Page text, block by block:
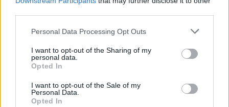
Please note that this website/app uses one or more Google
not limited to your visit or usage behaviour. You may click to
grant or deny consent to Google and its third-party tags to
use your data for below specified purposes in below Google
consent section.
Personal Data Processing Opt Outs
I want to opt-out of the Sharing of my
personal data.
Opted In
I want to opt-out of the Sale of my
Personal Data.
Opted In
17:3018.10.19
Ειρωνικός Χαρίτσης: "Όποτε ο Μητσοτάκης